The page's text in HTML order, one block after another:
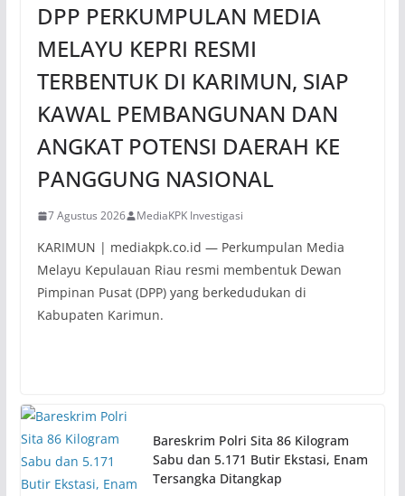
DPP PERKUMPULAN MEDIA
MELAYU KEPRI RESMI
TERBENTUK DI KARIMUN, SIAP
KAWAL PEMBANGUNAN DAN
ANGKAT POTENSI DAERAH KE
PANGGUNG NASIONAL
7 Agustus 2026 MediaKPK Investigasi
KARIMUN | mediakpk.co.id — Perkumpulan Media
Melayu Kepulauan Riau resmi membentuk Dewan
Pimpinan Pusat (DPP) yang berkedudukan di
Kabupaten Karimun.
Bareskrim Polri Sita 86 Kilogram
Sabu dan 5.171 Butir Ekstasi, Enam
Tersangka Ditangkap